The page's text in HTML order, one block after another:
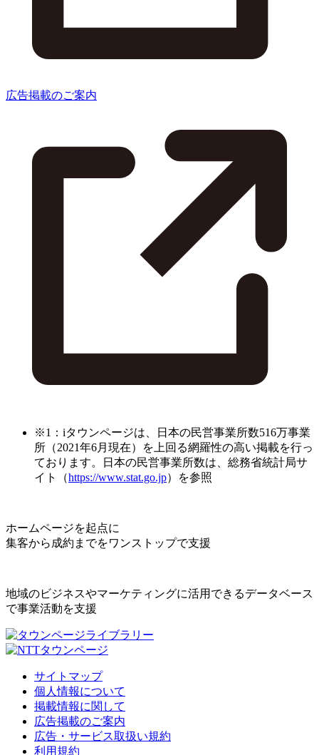
広告掲載のご案内
※1：iタウンページは、日本の民営事業所数516万事業
所（2021年6月現在）を上回る網羅性の高い掲載を行っ
ております。日本の民営事業所数は、総務省統計局サ
イト（https://www.stat.go.jp）を参照
ホームページを起点に
集客から成約までをワンストップで支援
地域のビジネスやマーケティングに活用できるデータベース
で事業活動を支援
サイトマップ
個人情報について
掲載情報に関して
広告掲載のご案内
広告・サービス取扱い規約
利用規約